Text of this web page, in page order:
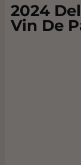
2024
Vin De